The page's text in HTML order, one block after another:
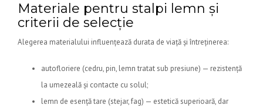
Materiale pentru stalpi lemn și
criterii de selecție
Alegerea materialului influențează durata de viață și întreținerea:
autofloriere (cedru, pin, lemn tratat sub presiune) — rezistență
la umezeală și contacte cu solul;
lemn de esență tare (stejar, fag) — estetică superioară, dar